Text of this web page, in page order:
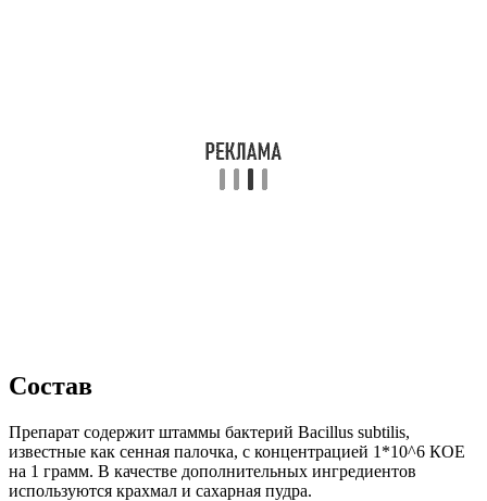
Состав
Препарат содержит штаммы бактерий Bacillus subtilis,
известные как сенная палочка, с концентрацией 1*10^6 КОЕ
на 1 грамм. В качестве дополнительных ингредиентов
используются крахмал и сахарная пудра.